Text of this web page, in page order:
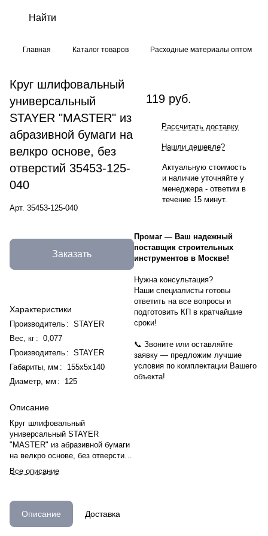
Главная Каталог товаров Расходные материалы оптом
Круг шлифовальный
универсальный
STAYER "MASTER" из
абразивной бумаги на
велкро основе, без
отверстий 35453-125-
040
Арт. 35453-125-040
Заказать
Характеристики
Производитель : STAYER
Вес, кг : 0,077
Производитель : STAYER
Габариты, мм :
155х5х140
Диаметр, мм : 125
Описание
Круг шлифовальный
универсальный STAYER
"MASTER" из абразивной бумаги
на велкро основе, без отверстий,
Р40, 125мм, 5шт
Все описание
119 руб.
Рассчитать доставку
Нашли дешевле?
Актуальную стоимость
и наличие уточняйте у
менеджера - ответим в
течение 15 минут.
Промаг — Ваш надежный
поставщик строительных
инструментов в Москве!
Нужна консультация?
Наши специалисты готовы
ответить на все вопросы и
подготовить КП в кратчайшие
сроки!
📞 Звоните или оставляйте
заявку — предложим лучшие
условия по комплектации Вашего
объекта!
Описание Доставка